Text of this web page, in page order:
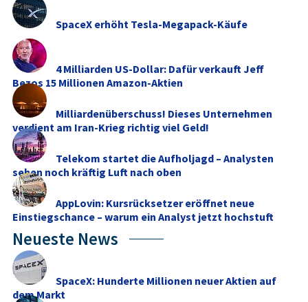
SpaceX erhöht Tesla-Megapack-Käufe
4 Milliarden US-Dollar: Dafür verkauft Jeff
Bezos 15 Millionen Amazon-Aktien
Milliardenüberschuss! Dieses Unternehmen
verdient am Iran-Krieg richtig viel Geld!
Telekom startet die Aufholjagd – Analysten
sehen noch kräftig Luft nach oben
AppLovin: Kursrücksetzer eröffnet neue
Einstiegschance – warum ein Analyst jetzt hochstuft
Neueste News
SpaceX: Hunderte Millionen neuer Aktien auf
dem Markt